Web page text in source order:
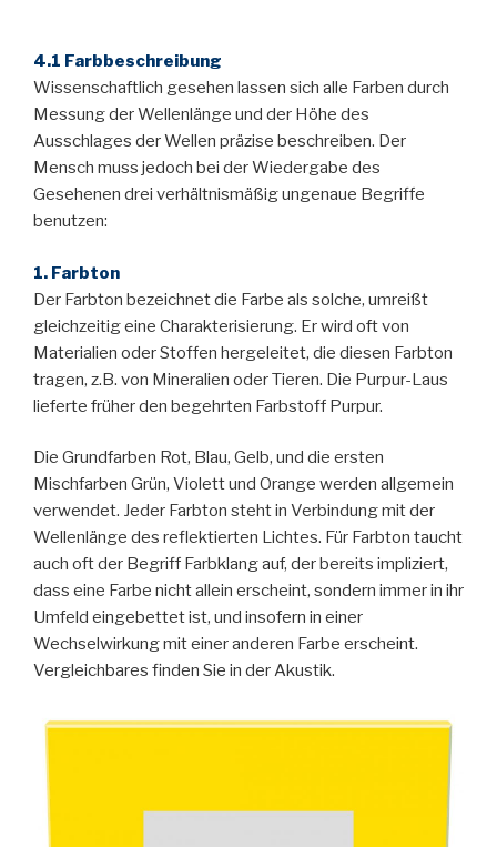
4.1 Farbbeschreibung
Wissenschaftlich gesehen lassen sich alle Farben durch
Messung der Wellenlänge und der Höhe des
Ausschlages der Wellen präzise beschreiben. Der
Mensch muss jedoch bei der Wiedergabe des
Gesehenen drei verhältnismäßig ungenaue Begriffe
benutzen:
1. Farbton
Der Farbton bezeichnet die Farbe als solche, umreißt
gleichzeitig eine Charakterisierung. Er wird oft von
Materialien oder Stoffen hergeleitet, die diesen Farbton
tragen, z.B. von Mineralien oder Tieren. Die Purpur-Laus
lieferte früher den begehrten Farbstoff Purpur.
Die Grundfarben Rot, Blau, Gelb, und die ersten
Mischfarben Grün, Violett und Orange werden allgemein
verwendet. Jeder Farbton steht in Verbindung mit der
Wellenlänge des reflektierten Lichtes. Für Farbton taucht
auch oft der Begriff Farbklang auf, der bereits impliziert,
dass eine Farbe nicht allein erscheint, sondern immer in ihr
Umfeld eingebettet ist, und insofern in einer
Wechselwirkung mit einer anderen Farbe erscheint.
Vergleichbares finden Sie in der Akustik.